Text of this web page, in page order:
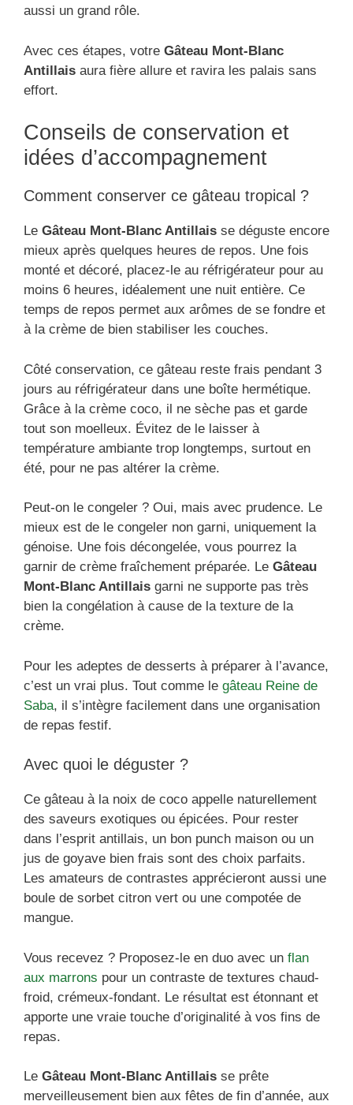
aussi un grand rôle.
Avec ces étapes, votre Gâteau Mont-Blanc
Antillais aura fière allure et ravira les palais sans
effort.
Conseils de conservation et
idées d’accompagnement
Comment conserver ce gâteau tropical ?
Le Gâteau Mont-Blanc Antillais se déguste encore
mieux après quelques heures de repos. Une fois
monté et décoré, placez-le au réfrigérateur pour au
moins 6 heures, idéalement une nuit entière. Ce
temps de repos permet aux arômes de se fondre et
à la crème de bien stabiliser les couches.
Côté conservation, ce gâteau reste frais pendant 3
jours au réfrigérateur dans une boîte hermétique.
Grâce à la crème coco, il ne sèche pas et garde
tout son moelleux. Évitez de le laisser à
température ambiante trop longtemps, surtout en
été, pour ne pas altérer la crème.
Peut-on le congeler ? Oui, mais avec prudence. Le
mieux est de le congeler non garni, uniquement la
génoise. Une fois décongelée, vous pourrez la
garnir de crème fraîchement préparée. Le Gâteau
Mont-Blanc Antillais garni ne supporte pas très
bien la congélation à cause de la texture de la
crème.
Pour les adeptes de desserts à préparer à l’avance,
c’est un vrai plus. Tout comme le gâteau Reine de
Saba, il s’intègre facilement dans une organisation
de repas festif.
Avec quoi le déguster ?
Ce gâteau à la noix de coco appelle naturellement
des saveurs exotiques ou épicées. Pour rester
dans l’esprit antillais, un bon punch maison ou un
jus de goyave bien frais sont des choix parfaits.
Les amateurs de contrastes apprécieront aussi une
boule de sorbet citron vert ou une compotée de
mangue.
Vous recevez ? Proposez-le en duo avec un flan
aux marrons pour un contraste de textures chaud-
froid, crémeux-fondant. Le résultat est étonnant et
apporte une vraie touche d’originalité à vos fins de
repas.
Le Gâteau Mont-Blanc Antillais se prête
merveilleusement bien aux fêtes de fin d’année, aux